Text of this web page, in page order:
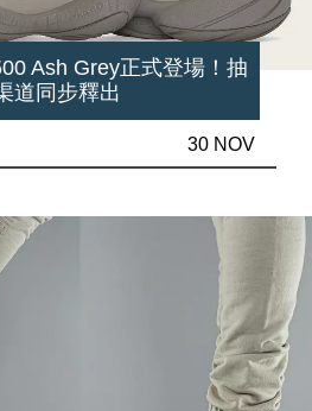
Ash Grey正式登場！抽
道同步釋出
30 NOV